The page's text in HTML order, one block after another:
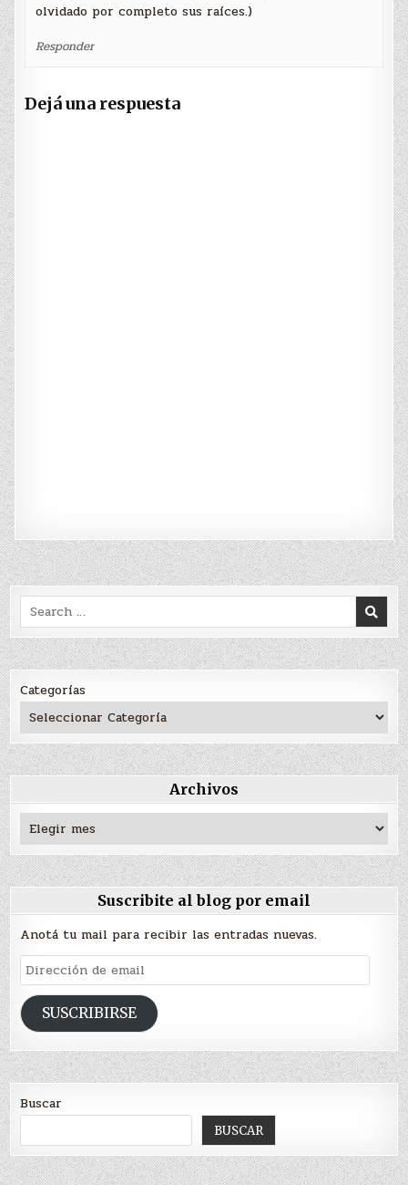
olvidado por completo sus raíces.)
Responder
Dejá una respuesta
Search
for:
Categorías
Archivos
Archivos
Suscribite al blog por email
Anotá tu mail para recibir las entradas nuevas.
Dirección
de
emailSUSCRIBIRSE
Buscar
BUSCAR